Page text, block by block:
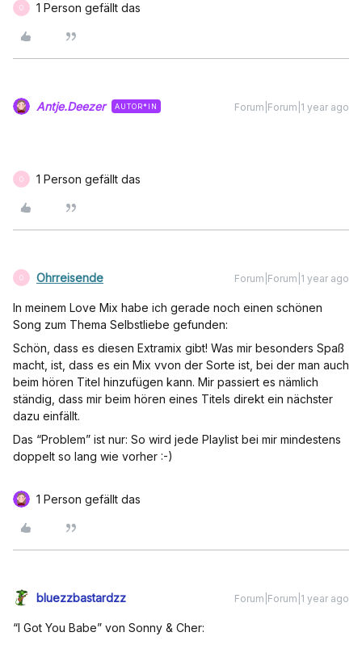
O 1 Person gefällt das
Antje.Deezer AUTOR*IN Forum|Forum|1 year ago
O 1 Person gefällt das
O Ohrreisende Forum|Forum|1 year ago
In meinem Love Mix habe ich gerade noch einen schönen
Song zum Thema Selbstliebe gefunden:
Schön, dass es diesen Extramix gibt! Was mir besonders Spaß
macht, ist, dass es ein Mix vvon der Sorte ist, bei der man auch
beim hören Titel hinzufügen kann. Mir passiert es nämlich
ständig, dass mir beim hören eines Titels direkt ein nächster
dazu einfällt.
Das “Problem” ist nur: So wird jede Playlist bei mir mindestens
doppelt so lang wie vorher :-)
1 Person gefällt das
bluezzbastardzz Forum|Forum|1 year ago
“I Got You Babe” von Sonny & Cher: